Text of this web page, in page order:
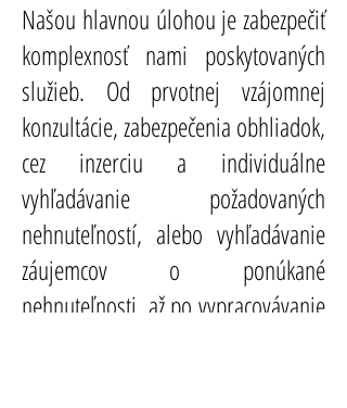
Našou hlavnou úlohou je zabezpečiť
komplexnosť nami poskytovaných
služieb. Od prvotnej vzájomnej
konzultácie, zabezpečenia obhliadok,
cez inzerciu a individuálne
vyhľadávanie požadovaných
nehnuteľností, alebo vyhľadávanie
záujemcov o ponúkané
nehnuteľnosti, až po vypracovávanie